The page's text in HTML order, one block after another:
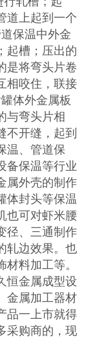
道上起到一个
保温中外金
起槽；压出的
是将弯头片卷
相咬住，联接
体外金属板
与弯头片相
不开缝，起到
温、管道保
备保温等行业
属外壳的制作
体封头等保温
也可对虾米腰
径、三通制作
轧边效果。也
料加工等。
恒金属成型设
金属加工器材
品一上市就得
采购商的，现